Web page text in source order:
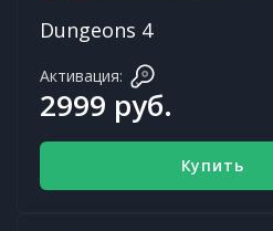
Dungeons 4
Активация:
2999 руб.
Купить